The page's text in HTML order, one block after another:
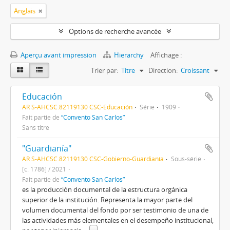
Anglais
Options de recherche avancée
Aperçu avant impression Hierarchy
Affichage :
Trier par: Titre Direction: Croissant
Educación
AR S-AHCSC.82119130 CSC-Educación Série
1909
Fait partie de “Convento San Carlos”
Sans titre
"Guardianía"
AR S-AHCSC.82119130 CSC-Gobierno-Guardianía
Sous-série
[c. 1786] / 2021
Fait partie de “Convento San Carlos”
es la producción documental de la estructura orgánica
superior de la institución. Representa la mayor parte del
volumen documental del fondo por ser testimonio de una de
las actividades más elementales en el desempeño institucional,